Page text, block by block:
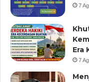
7
Era
7